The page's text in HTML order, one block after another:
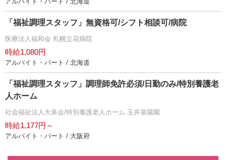
「福祉調理スタッフ」無資格可/シフト相談可/病院
医療法人福和会 札幌立花病院
時給1,080円
アルバイト・パート / 北海道
「福祉調理スタッフ」調理師免許必須/日勤のみ/特別養護老
人ホーム
社会福祉法人大泉会/特別養護老人ホーム 玉井泉陽園
時給1,177円～
アルバイト・パート / 大阪府